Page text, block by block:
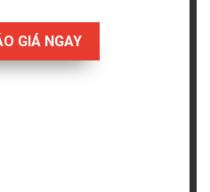
GIÁ NGAY